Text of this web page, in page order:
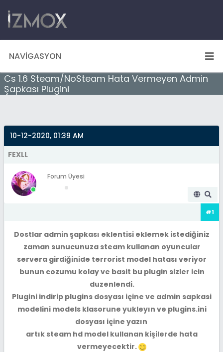
NAVIGASYON
Cs 1.6 Steam/NoSteam Hata Vermeyen Admin
Şapkası Plugini
10-12-2020, 01:39 AM
FEXLL
Forum Üyesi
#1
Dostlar admin şapkası eklentisi eklemek istediğiniz
zaman sunucunuza steam kullanan oyuncular
servera girdiğinide terrorist model hatası veriyor
bunun cozumu kolay ve basit bu plugin sizler icin
duzenlendi.
Plugini indirip plugins dosyası içine ve admin sapkasi
modelini models klasorune yukleyın ve plugins.ini
dosyası içine yazın
artık steam hd model kullanan kişilerde hata
vermeyecektir.